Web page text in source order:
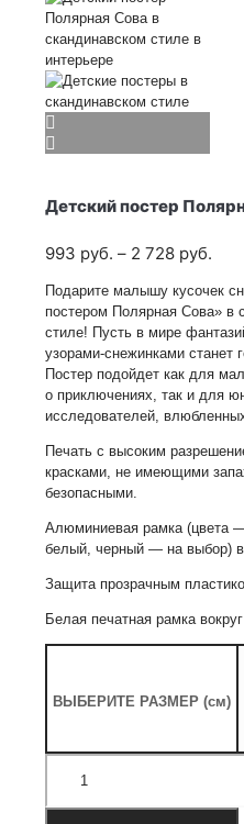
Детский постер
993 руб. – 2 728 руб.
993
руб.
–
2
руб.
Подарите малышу кусочек
постером Полярная Сова» в
стиле! Пусть в мире
узорами-снежинками станет
Постер подойдет как для
о приключениях, так и для
исследователей,
Печать с высоким
красками, не имеющими
безопасными.
Алюминиевая рамка (цвета
белый, черный — на выбор)
Защита прозрачным
Белая печатная рамка
ВЫБЕРИТЕ РАЗМЕР (см)
товара
Детский